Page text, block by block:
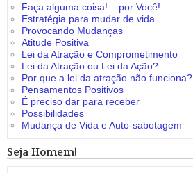
Faça alguma coisa! ...por Você!
Estratégia para mudar de vida
Provocando Mudanças
Atitude Positiva
Lei da Atração e Comprometimento
Lei da Atração ou Lei da Ação?
Por que a lei da atração não funciona?
Pensamentos Positivos
É preciso dar para receber
Possibilidades
Mudança de Vida e Auto-sabotagem
Seja Homem!